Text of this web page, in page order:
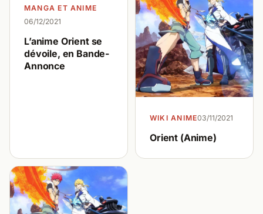
MANGA ET ANIME
06/12/2021
L’anime Orient se
dévoile, en Bande-
Annonce
WIKI ANIME03/11/2021
Orient (Anime)